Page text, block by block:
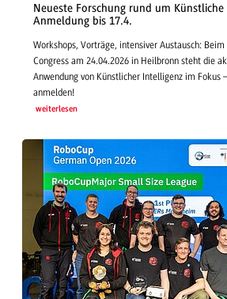
Neueste Forschung rund um
Anmeldung bis 17.4.
Workshops, Vorträge, intensiver Austausch:
Congress am 24.04.2026 in Heilbronn steht die
Anwendung von Künstlicher Intelligenz im Fokus
anmelden!
weiterlesen